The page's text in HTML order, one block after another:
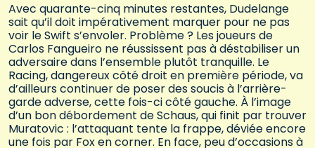
Avec quarante-cinq minutes restantes, Dudelange
sait qu’il doit impérativement marquer pour ne pas
voir le Swift s’envoler. Problème ? Les joueurs de
Carlos Fangueiro ne réussissent pas à déstabiliser un
adversaire dans l’ensemble plutôt tranquille. Le
Racing, dangereux côté droit en première période, va
d’ailleurs continuer de poser des soucis à l’arrière-
garde adverse, cette fois-ci côté gauche. À l’image
d’un bon débordement de Schaus, qui finit par trouver
Muratovic : l’attaquant tente la frappe, déviée encore
une fois par Fox en corner. En face, peu d’occasions à